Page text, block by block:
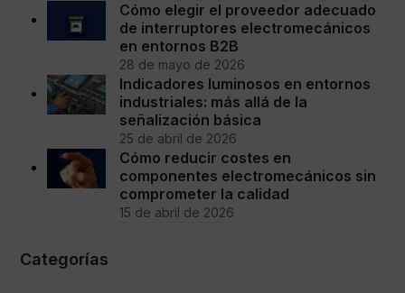
Cómo elegir el proveedor adecuado
de interruptores electromecánicos
en entornos B2B
28 de mayo de 2026
Indicadores luminosos en entornos
industriales: más allá de la
señalización básica
25 de abril de 2026
Cómo reducir costes en
componentes electromecánicos sin
comprometer la calidad
15 de abril de 2026
Categorías